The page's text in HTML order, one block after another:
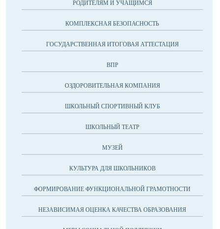
РОДИТЕЛЯМ И УЧАЩИМСЯ
КОМПЛЕКСНАЯ БЕЗОПАСНОСТЬ
ГОСУДАРСТВЕННАЯ ИТОГОВАЯ АТТЕСТАЦИЯ
ВПР
ОЗДОРОВИТЕЛЬНАЯ КОМПАНИЯ
ШКОЛЬНЫЙ СПОРТИВНЫЙ КЛУБ
ШКОЛЬНЫЙ ТЕАТР
МУЗЕЙ
КУЛЬТУРА ДЛЯ ШКОЛЬНИКОВ
ФОРМИРОВАНИЕ ФУНКЦИОНАЛЬНОЙ ГРАМОТНОСТИ
НЕЗАВИСИМАЯ ОЦЕНКА КАЧЕСТВА ОБРАЗОВАНИЯ